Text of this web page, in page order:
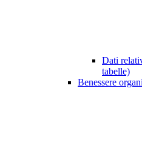
Dati
tabelle)
Benessere